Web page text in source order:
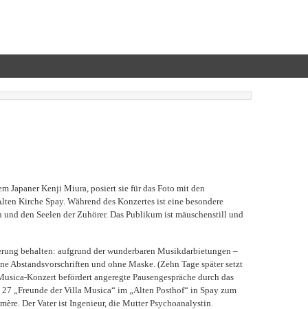
Japaner Kenji Miura, posiert sie für das Foto mit den
Kirche Spay. Während des Konzertes ist eine besondere
den Seelen der Zuhörer. Das Publikum ist mäuschenstill und
behalten: aufgrund der wunderbaren Musikdarbietungen –
Abstandsvorschriften und ohne Maske. (Zehn Tage später setzt
Konzert befördert angeregte Pausengespräche durch das
„Freunde der Villa Musica“ im „Alten Posthof“ in Spay zum
Der Vater ist Ingenieur, die Mutter Psychoanalystin.